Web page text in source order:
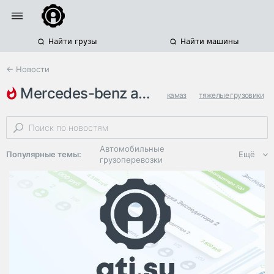
Найти грузы Найти машины
← Новости
mercedes-benz axor камаз тяжелые грузовики
тягачи
Популярные темы:
Автомобильные
грузоперевозки
Региональная
логистика
ЭДО, ИТ в
логистике
Дороги,
инфраструктура
Ещё